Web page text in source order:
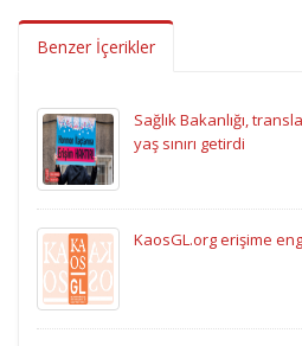
Benzer İçerikler
Sağlık Bakanlığı,
yaş sınırı getirdi
KaosGL.org erişime